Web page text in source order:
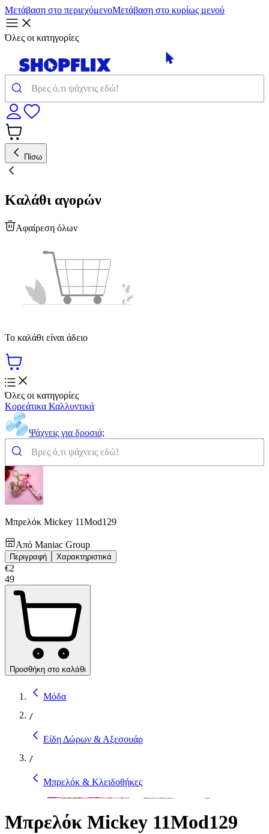
Μετάβαση στο περιεχόμενοΜετάβαση στο κυρίως μενού
Όλες οι κατηγορίες
Πίσω
Καλάθι αγορών
Αφαίρεση όλων
Το καλάθι είναι άδειο
Όλες οι κατηγορίες
Κορεάτικα Καλλυντικά
Ψάχνεις για δροσιά;
Μπρελόκ Mickey 11Mod129
Από Maniac Group
Περιγραφή Χαρακτηριστικά
€2
49
Προσθήκη στο καλάθι
Μόδα
/
Είδη Δώρων & Αξεσουάρ
/
Μπρελόκ & Κλειδοθήκες
Μπρελόκ Mickey 11Mod129